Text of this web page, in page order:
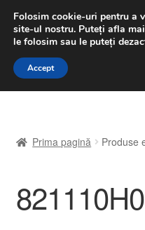
LIVRARE de la 33
luni-vineri 9 a.m. - 4
Sari
Sari
A lua legatura
Contul meu
Prima pagină Produse
Folosim cookie-uri pentru a
site-ul nostru. Puteți afla
le folosim sau le puteți
Accept